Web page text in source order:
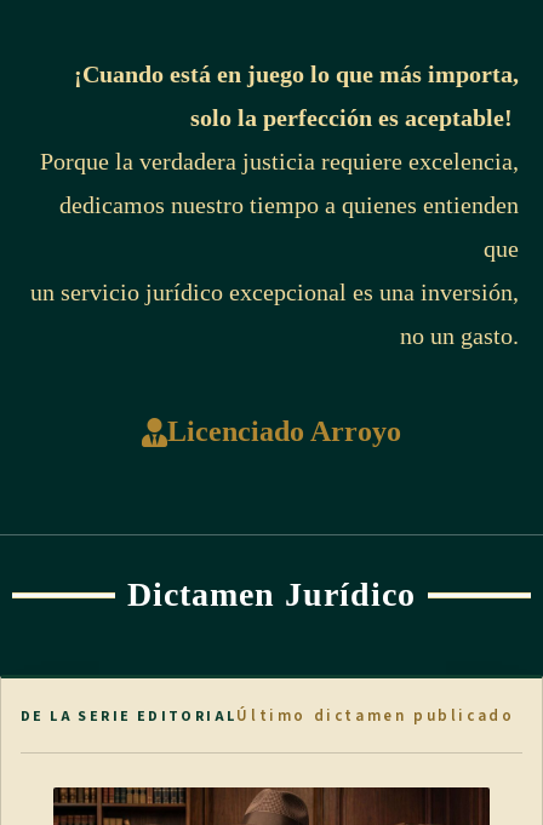
¡Cuando está en juego lo que más importa,
solo la perfección es aceptable!
Porque la verdadera justicia requiere excelencia,
dedicamos nuestro tiempo a quienes entienden
que
un servicio jurídico excepcional es una inversión,
no un gasto.
Licenciado Arroyo
Dictamen Jurídico
DE LA SERIE EDITORIALÚltimo dictamen publicado